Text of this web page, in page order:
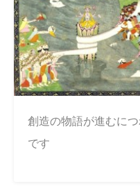
創造の物語が進むに
です